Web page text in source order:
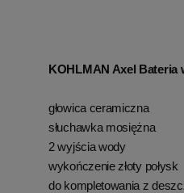
KOHLMAN Axel Bateria
głowica ceramiczna
słuchawka mosiężna
2 wyjścia wody
wykończenie złoty połysk
do kompletowania z